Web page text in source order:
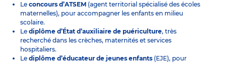
Le concours d’ATSEM (agent territorial spécialisé des écoles
maternelles), pour accompagner les enfants en milieu
scolaire.
Le diplôme d’État d’auxiliaire de puériculture, très
recherché dans les crèches, maternités et services
hospitaliers.
Le diplôme d’éducateur de jeunes enfants (EJE), pour